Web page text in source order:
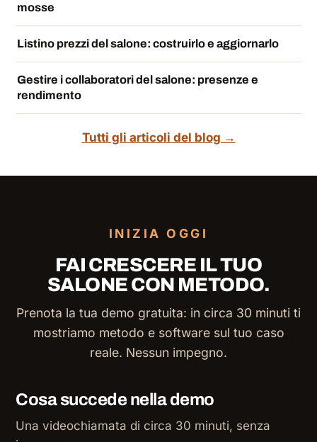
mosse
Listino prezzi del salone: costruirlo e aggiornarlo
Gestire i collaboratori del salone: presenze e
rendimento
Tutti gli articoli del blog →
INIZIA OGGI
FAI CRESCERE IL TUO
SALONE CON METODO.
Prenota la tua demo gratuita: in circa 30 minuti ti
mostriamo metodo e software sul tuo caso
reale. Nessun impegno.
Cosa succede nella demo
Una videochiamata di circa 30 minuti, senza